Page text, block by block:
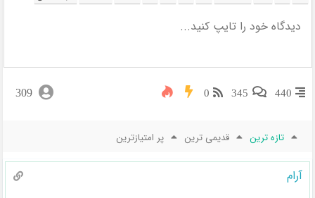
440
345
0
309
تازه ترین قدیمی ترین پر امتیازترین
آرام